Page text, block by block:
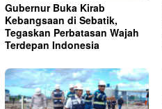
Gubernur Buka Kirab
Kebangsaan di Sebatik,
Tegaskan Perbatasan Wajah
Terdepan Indonesia